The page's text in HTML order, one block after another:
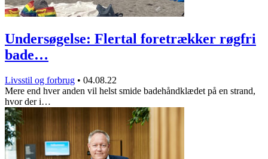
Undersøgelse: Flertal foretrækker røgfri
bade…
Livsstil og forbrug • 04.08.22
Mere end hver anden vil helst smide badehåndklædet på en strand,
hvor der i…